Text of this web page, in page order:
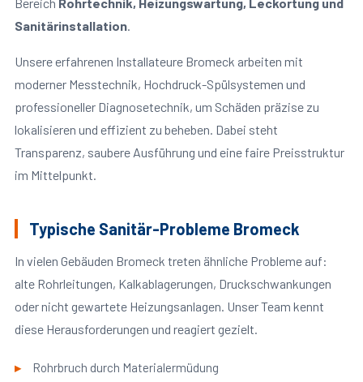
Sanitärinstallation.
Unsere erfahrenen Installateure Bromeck arbeiten mit
moderner Messtechnik, Hochdruck-Spülsystemen und
professioneller Diagnosetechnik, um Schäden präzise zu
lokalisieren und effizient zu beheben. Dabei steht
Transparenz, saubere Ausführung und eine faire Preisstruktur
im Mittelpunkt.
Typische Sanitär-Probleme Bromeck
In vielen Gebäuden Bromeck treten ähnliche Probleme auf:
alte Rohrleitungen, Kalkablagerungen, Druckschwankungen
oder nicht gewartete Heizungsanlagen. Unser Team kennt
diese Herausforderungen und reagiert gezielt.
Rohrbruch durch Materialermüdung